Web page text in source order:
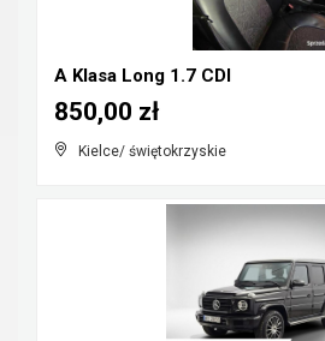
A Klasa Long 1.7 CDI
Kielce/ świętokrzyskie
850,00 zł